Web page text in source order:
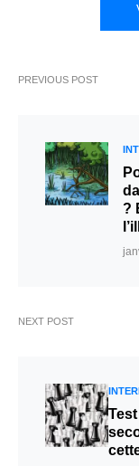
PREVIOUS POST
?
NEXT POST